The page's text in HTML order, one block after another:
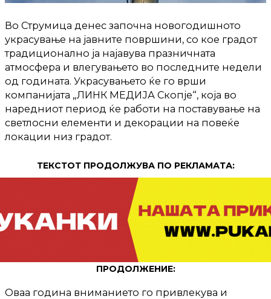
Во Струмица денес започна новогодишното
украсување на јавните површини, со кое градот
традиционално ја најавува празничната
атмосфера и влегувањето во последните недели
од годината. Украсувањето ќе го врши
компанијата „ЛИНК МЕДИЈА Скопје“, која во
наредниот период ќе работи на поставување на
светлосни елементи и декорации на повеќе
локации низ градот.
ТЕКСТОТ ПРОДОЛЖУВА ПО РЕКЛАМАТА:
ПРОДОЛЖЕНИЕ:
Оваа година вниманието го привлекува и